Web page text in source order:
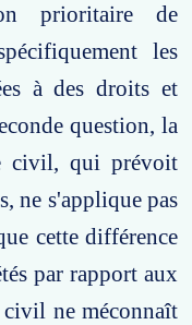
prioritaire de
les
à des droits et
question, la
civil, qui prévoit
ne s'applique pas
cette différence
par rapport aux
ne méconnaît